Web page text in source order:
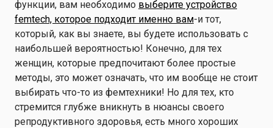
функции, вам необходимо выберите устройство
femtech, которое подходит именно вам-и тот,
который, как вы знаете, вы будете использовать с
наибольшей вероятностью! Конечно, для тех
женщин, которые предпочитают более простые
методы, это может означать, что им вообще не стоит
выбирать что-то из фемтехники! Но для тех, кто
стремится глубже вникнуть в нюансы своего
репродуктивного здоровья, есть много хороших